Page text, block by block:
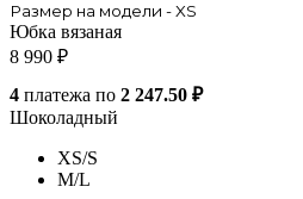
Размер на модели - XS
Юбка вязаная
8 990 ₽
4 платежа по 2 247.50 ₽
Шоколадный
XS/S
M/L